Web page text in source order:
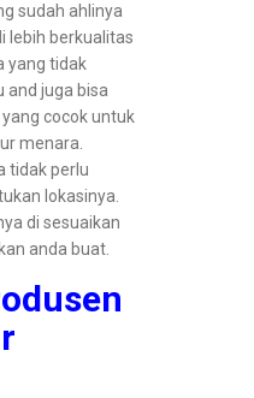
sudah ahlinya
lebih berkualitas
yang tidak
and juga bisa
cocok untuk
menara.
tidak perlu
lokasinya.
di sesuaikan
anda buat.